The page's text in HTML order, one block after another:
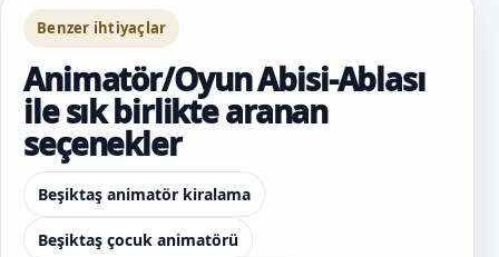
Benzer ihtiyaçlar
Animatör/Oyun Abisi-Ablası
ile sık birlikte aranan
seçenekler
Beşiktaş animatör kiralama
Beşiktaş çocuk animatörü